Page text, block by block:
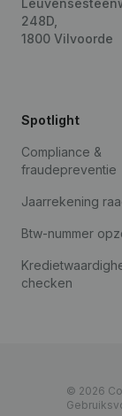
248D,
1800 Vilvoorde
Spotlight
Compliance &
fraudepreventie
Jaarrekening
Btw-nummer
checken
© 2026